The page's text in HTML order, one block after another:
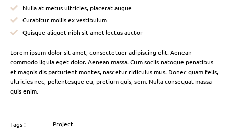
Nulla at metus ultricies, placerat augue
Curabitur mollis ex vestibulum
Quisque aliquet nibh sit amet lectus auctor
Lorem ipsum dolor sit amet, consectetuer adipiscing elit. Aenean
commodo ligula eget dolor. Aenean massa. Cum sociis natoque penatibus
et magnis dis parturient montes, nascetur ridiculus mus. Donec quam felis,
ultricies nec, pellentesque eu, pretium quis, sem. Nulla consequat massa
quis enim.
Tags : Project